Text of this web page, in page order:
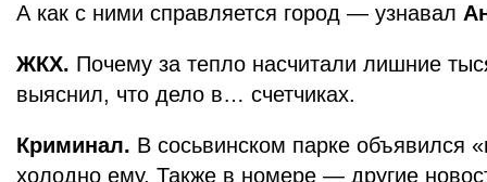
А как с ними справляется город — узнавал
ЖКХ. Почему за тепло насчитали лишние
выяснил, что дело в… счетчиках.
Криминал. В сосьвинском парке объявился
холодно ему. Также в номере — другие